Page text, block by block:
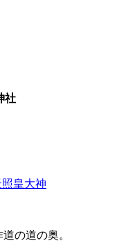
社
照皇大神
の道の奥。